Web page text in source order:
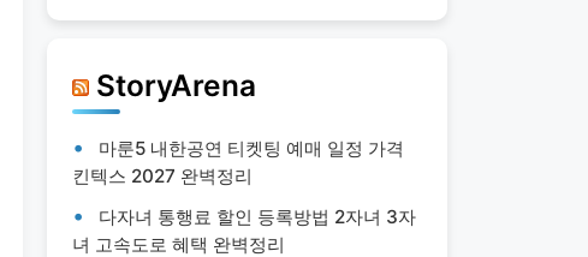
StoryArena
마룬5 내한공연 티켓팅 예매 일정 가격
킨텍스 2027 완벽정리
다자녀 통행료 할인 등록방법 2자녀 3자
녀 고속도로 혜택 완벽정리